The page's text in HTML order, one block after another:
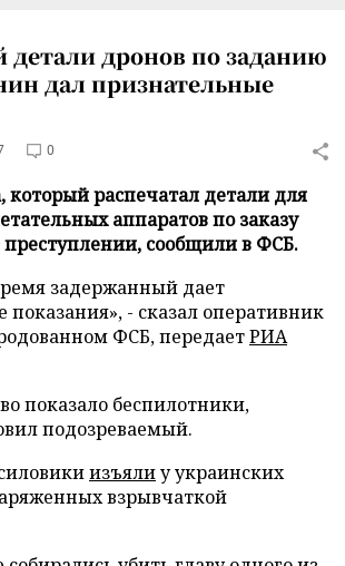
детали дронов по заданию
дал признательные
0
распечатал детали для
аппаратов по заказу
преступлении, сообщили в ФСБ.
задержанный дает
показания», - сказал оперативник
ФСБ, передаетРИА
показало беспилотники,
подозреваемый.
изъялиу украинских
взрывчаткой